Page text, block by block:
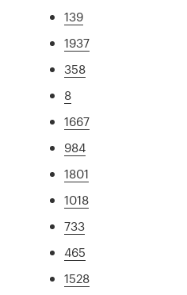
139
1937
358
8
1667
984
1801
1018
733
465
1528